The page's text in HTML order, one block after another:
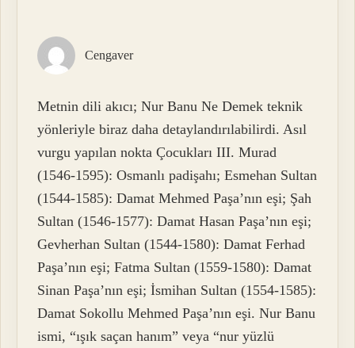
Cengaver
Metnin dili akıcı; Nur Banu Ne Demek teknik
yönleriyle biraz daha detaylandırılabilirdi. Asıl
vurgu yapılan nokta Çocukları III. Murad
(1546-1595): Osmanlı padişahı; Esmehan Sultan
(1544-1585): Damat Mehmed Paşa’nın eşi; Şah
Sultan (1546-1577): Damat Hasan Paşa’nın eşi;
Gevherhan Sultan (1544-1580): Damat Ferhad
Paşa’nın eşi; Fatma Sultan (1559-1580): Damat
Sinan Paşa’nın eşi; İsmihan Sultan (1554-1585):
Damat Sokollu Mehmed Paşa’nın eşi. Nur Banu
ismi, “ışık saçan hanım” veya “nur yüzlü